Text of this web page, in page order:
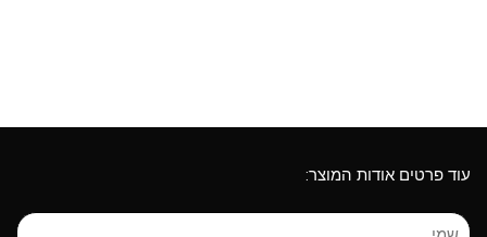
עוד פרטים אודות המוצר: